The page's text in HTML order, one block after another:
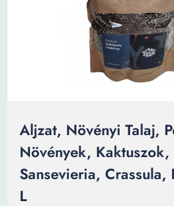
Aljzat, Növényi Talaj,
Növények, Kaktuszok,
Sansevieria, Crassula,
L